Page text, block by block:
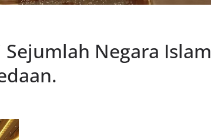
Negara Islam